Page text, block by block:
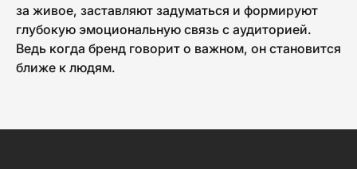
за живое, заставляют задуматься и формируют
глубокую эмоциональную связь с аудиторией.
Ведь когда бренд говорит о важном, он становится
ближе к людям.